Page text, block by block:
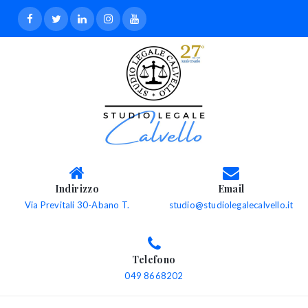
Indirizzo
Via Previtali 30-Abano T.
Email
studio@studiolegalecalvello.it
Telefono
049 8668202